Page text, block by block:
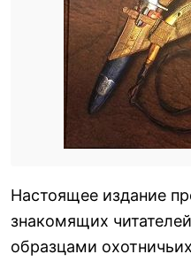
Настоящее издание
знакомящих
образцами